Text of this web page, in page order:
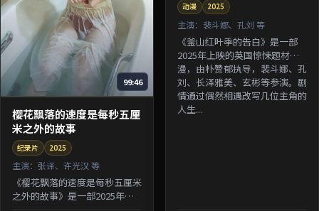
99:46
樱花飘落的速度是每秒五厘
米之外的故事
纪录片 2025
主演： 张译、许光汉 等
《樱花飘落的速度是每秒五厘米
之外的故事》是一部2025年上
动漫 2025
主演： 裴斗娜、孔刘 等
《釜山红叶季的告白》是一部
2025年上映的英国惊悚题材动
漫，由朴赞郁执导，裴斗娜、孔
刘、长泽雅美、玄彬等参演。剧
情通过偶然相遇改写几位主角的
人生...